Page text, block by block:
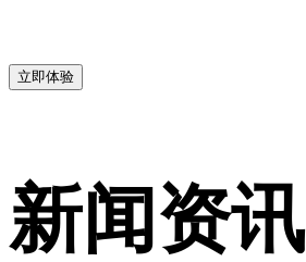
立即体验
新闻资讯